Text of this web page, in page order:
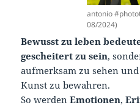
antonio
08/2024)
Bewusst zu leben
gescheitert zu sein,
aufmerksam zu sehen
Kunst zu bewahren.
So werdenEmotionen,